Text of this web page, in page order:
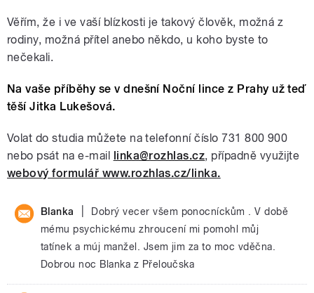
Věřím, že i ve vaší blízkosti je takový člověk, možná z
rodiny, možná přítel anebo někdo, u koho byste to
nečekali.
Na vaše příběhy se v dnešní Noční lince z Prahy už teď
těší Jitka Lukešová.
Volat do studia můžete na telefonní číslo 731 800 900
nebo psát na e-mail linka@rozhlas.cz, případně využijte
webový formulář www.rozhlas.cz/linka.
Blanka
Dobrý vecer všem ponocníckům . V době
mému psychickému zhroucení mi pomohl můj
tatínek a múj manžel. Jsem jim za to moc vděčna.
Dobrou noc Blanka z Přeloučska